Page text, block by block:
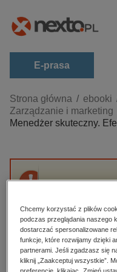
E-prasa
Kategorie
Zobacz wszystkie E-
biznesowe,
darmowe wydania
edukacja
hobby, sport,
komputery,
Strona główna ebooki
Zarządzanie i marketing
Menedżer skuteczny.
nie jest
High-contrast mode
Chcemy korzystać z plików
podczas przeglądania naszego
dostarczać spersonalizowane
funkcje, które rozwijamy dzięki
partnerami. Jeśli zgadzasz się
kliknij „Zaakceptuj wszystkie”.